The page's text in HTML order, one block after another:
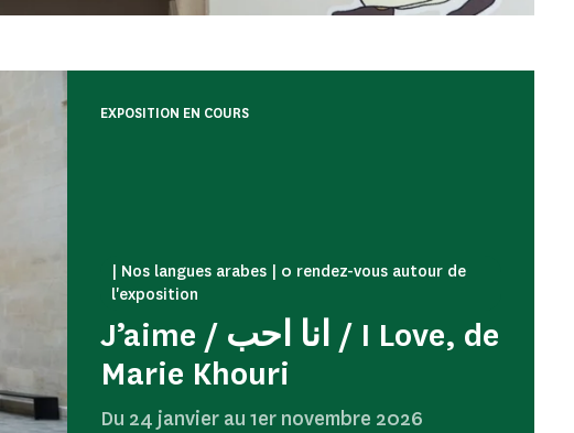
J’aime / انا احب / I Love, de
Marie Khouri
| Nos langues arabes | 0 rendez-vous autour de
l'exposition
Du 24 janvier au 1er novembre 2026
EXPOSITION EN COURS